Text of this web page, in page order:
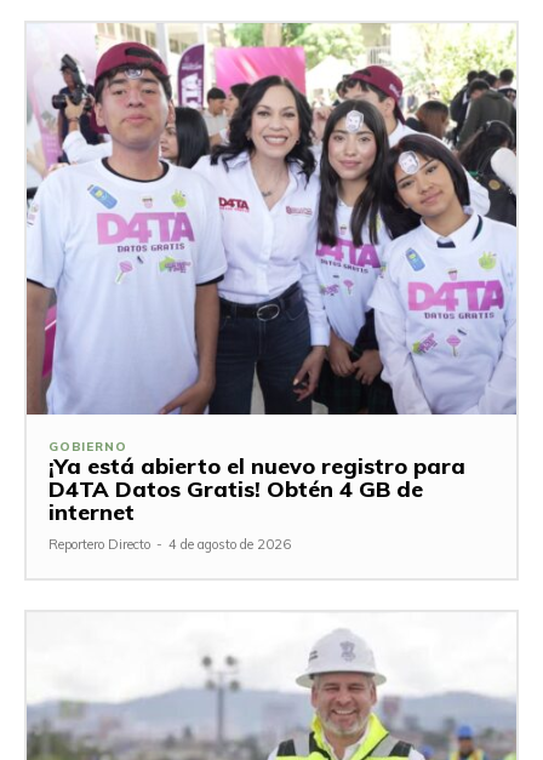
GOBIERNO
¡Ya está abierto el nuevo registro para
D4TA Datos Gratis! Obtén 4 GB de
internet
Reportero Directo - 4 de agosto de 2026